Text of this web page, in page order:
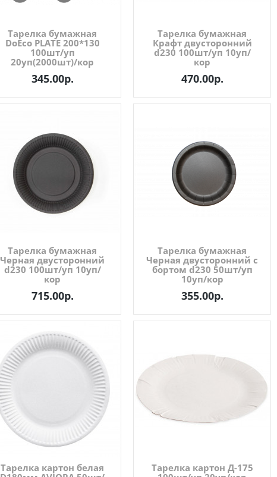
Тарелка бумажная
DoEco PLATE 200*130
100шт/уп
20уп(2000шт)/кор
345.00р.
Тарелка бумажная
Крафт двусторонний
d230 100шт/уп 10уп/
кор
470.00р.
Тарелка бумажная
Черная двусторонний
d230 100шт/уп 10уп/
кор
715.00р.
Тарелка бумажная
Черная двусторонний с
бортом d230 50шт/уп
10уп/кор
355.00р.
Тарелка картон белая
Тарелка картон Д-175